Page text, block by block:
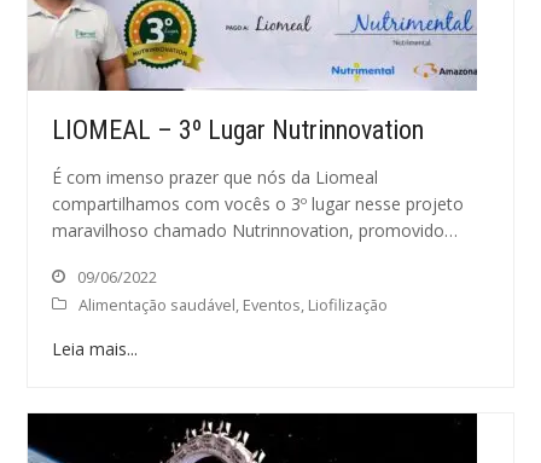
LIOMEAL – 3º Lugar Nutrinnovation
É com imenso prazer que nós da Liomeal
compartilhamos com vocês o 3º lugar nesse projeto
maravilhoso chamado Nutrinnovation, promovido…
09/06/2022
Alimentação saudável, Eventos, Liofilização
Leia mais...